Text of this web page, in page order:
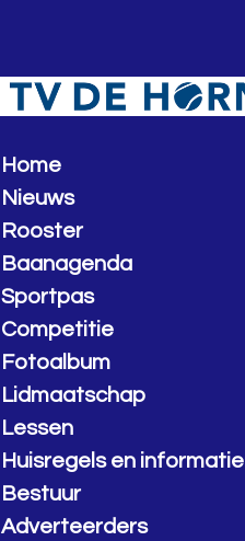
Home
Nieuws
Rooster
Baanagenda
Sportpas
Competitie
Fotoalbum
Lidmaatschap
Lessen
Huisregels en informatie
Bestuur
Adverteerders